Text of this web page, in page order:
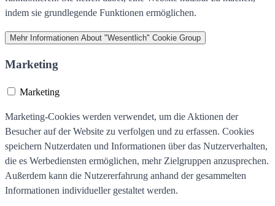
indem sie grundlegende Funktionen ermöglichen.
Mehr Informationen About "Wesentlich" Cookie Group
Marketing
Marketing
Marketing-Cookies werden verwendet, um die Aktionen der
Besucher auf der Website zu verfolgen und zu erfassen. Cookies
speichern Nutzerdaten und Informationen über das Nutzerverhalten,
die es Werbediensten ermöglichen, mehr Zielgruppen anzusprechen.
Außerdem kann die Nutzererfahrung anhand der gesammelten
Informationen individueller gestaltet werden.